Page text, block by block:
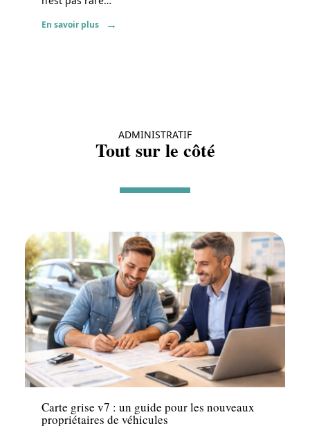
En savoir plus
ADMINISTRATIF
Tout sur le côté
Administratif
Carte grise v7 : un guide pour les nouveaux
propriétaires de véhicules